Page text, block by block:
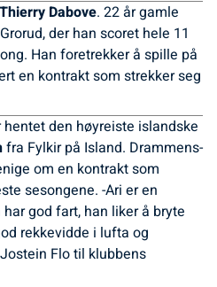
Thierry Dabove. 22 år gamle
der han scoret hele 11
Han foretrekker å spille på
en kontrakt som strekker seg
den høyreiste islandske
fra Fylkir på Island. Drammens-
om en kontrakt som
sesongene. -Ari er en
god fart, han liker å bryte
rekkevidde i lufta og
Flo til klubbens